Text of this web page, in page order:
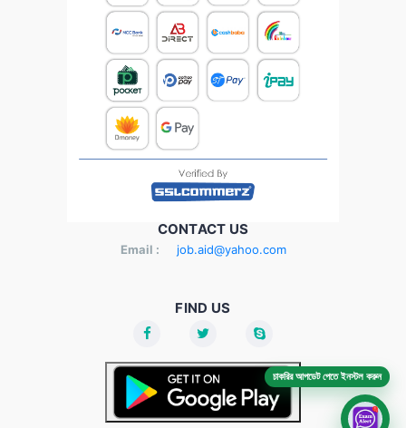
CONTACT US
Email : job.aid@yahoo.com
FIND US
চাকরির আপডেট পেতে ইনস্টল করুন